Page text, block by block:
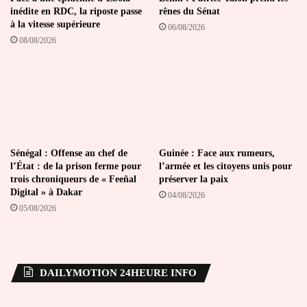
inédite en RDC, la riposte passe
à la vitesse supérieure
08/08/2026
rênes du Sénat
06/08/2026
Sénégal : Offense au chef de
l’État : de la prison ferme pour
trois chroniqueurs de « Feeñal
Digital » à Dakar
05/08/2026
Guinée : Face aux rumeurs,
l’armée et les citoyens unis pour
préserver la paix
04/08/2026
DAILYMOTION 24HEURE INFO